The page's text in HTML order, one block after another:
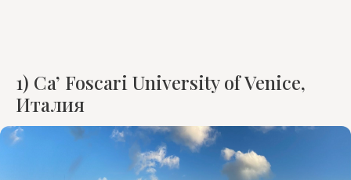
1) Ca’ Foscari University of Venice,
Италия